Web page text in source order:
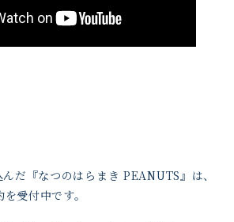
だ『なつのはらまき PEANUTS』は、
受付中です。